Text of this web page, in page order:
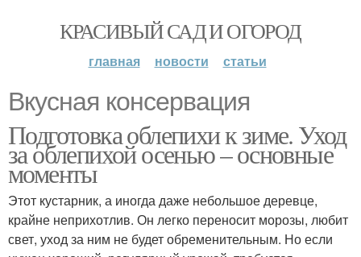
КРАСИВЫЙ САД И ОГОРОД
главная новости статьи
Вкусная консервация
Подготовка облепихи к зиме. Уход
за облепихой осенью – основные
моменты
Этот кустарник, а иногда даже небольшое деревце,
крайне неприхотлив. Он легко переносит морозы, любит
свет, уход за ним не будет обременительным. Но если